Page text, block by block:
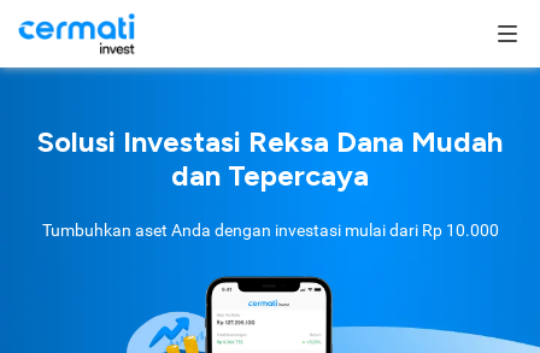
Solusi Investasi Reksa Dana Mudah
dan Tepercaya
Tumbuhkan aset Anda dengan investasi mulai dari Rp 10.000